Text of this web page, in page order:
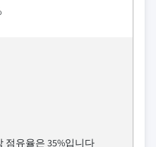
점유율은 35%입니다